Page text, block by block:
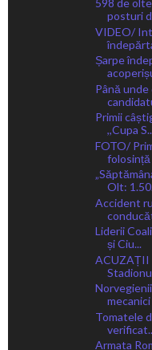
598 de
posturi
VIDEO/
Șarpe
Până
Primii
,,Cupa
FOTO/
folosință
Olt:
Accident
Liderii
și Ciu...
ACUZAȚII
mecanici
Tomatele
Armata